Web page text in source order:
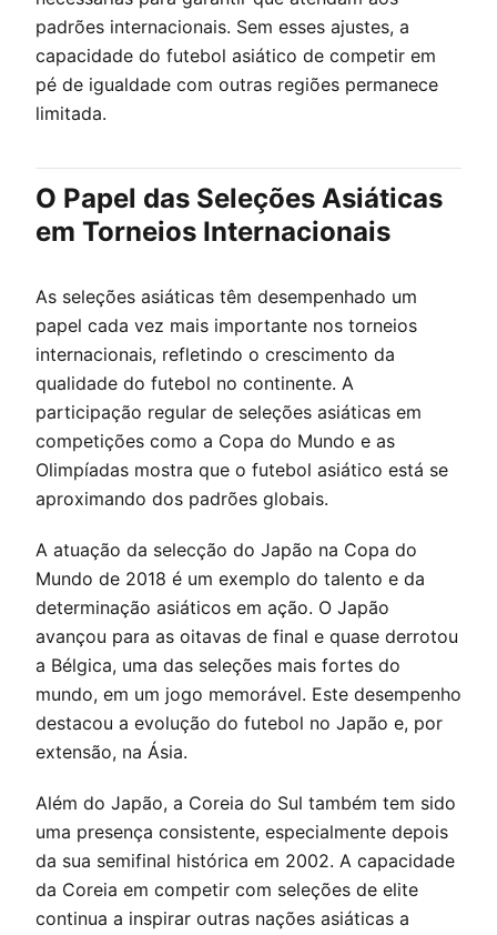
padrões internacionais. Sem esses ajustes, a
capacidade do futebol asiático de competir em
pé de igualdade com outras regiões permanece
limitada.
O Papel das Seleções Asiáticas
em Torneios Internacionais
As seleções asiáticas têm desempenhado um
papel cada vez mais importante nos torneios
internacionais, refletindo o crescimento da
qualidade do futebol no continente. A
participação regular de seleções asiáticas em
competições como a Copa do Mundo e as
Olimpíadas mostra que o futebol asiático está se
aproximando dos padrões globais.
A atuação da selecção do Japão na Copa do
Mundo de 2018 é um exemplo do talento e da
determinação asiáticos em ação. O Japão
avançou para as oitavas de final e quase derrotou
a Bélgica, uma das seleções mais fortes do
mundo, em um jogo memorável. Este desempenho
destacou a evolução do futebol no Japão e, por
extensão, na Ásia.
Além do Japão, a Coreia do Sul também tem sido
uma presença consistente, especialmente depois
da sua semifinal histórica em 2002. A capacidade
da Coreia em competir com seleções de elite
continua a inspirar outras nações asiáticas a